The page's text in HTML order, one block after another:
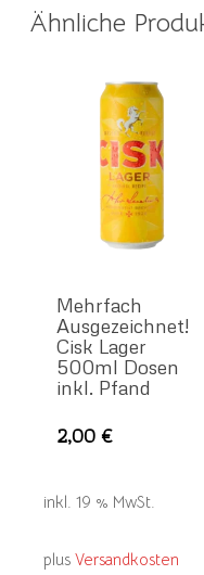
Ähnliche
Mehrfach
Ausgezeichnet!
Cisk Lager
500ml Dosen
inkl. Pfand
2,00€
inkl. 19 % MwSt.
plus Versandkosten